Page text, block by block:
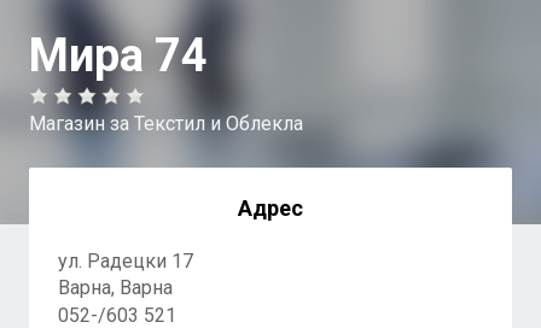
Мира 74
Магазин за Текстил и Облекла
Адрес
ул. Радецки 17
Варна, Варна
052-/603 521